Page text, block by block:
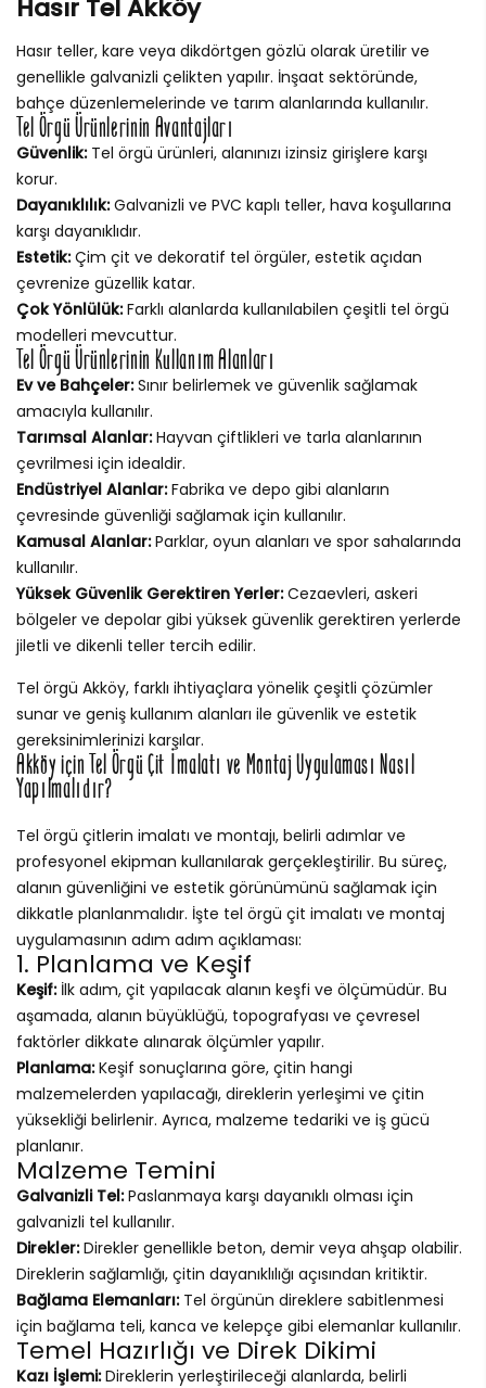
Hasır Tel Akköy
Hasır teller, kare veya dikdörtgen gözlü olarak üretilir ve
genellikle galvanizli çelikten yapılır. İnşaat sektöründe,
bahçe düzenlemelerinde ve tarım alanlarında kullanılır.
Tel Örgü Ürünlerinin Avantajları
Güvenlik:Tel örgü ürünleri, alanınızı izinsiz girişlere karşı
korur.
Dayanıklılık:Galvanizli ve PVC kaplı teller, hava koşullarına
karşı dayanıklıdır.
Estetik:Çim çit ve dekoratif tel örgüler, estetik açıdan
çevrenize güzellik katar.
Çok Yönlülük:Farklı alanlarda kullanılabilen çeşitli tel örgü
modelleri mevcuttur.
Tel Örgü Ürünlerinin Kullanım Alanları
Ev ve Bahçeler:Sınır belirlemek ve güvenlik sağlamak
amacıyla kullanılır.
Tarımsal Alanlar:Hayvan çiftlikleri ve tarla alanlarının
çevrilmesi için idealdir.
Endüstriyel Alanlar:Fabrika ve depo gibi alanların
çevresinde güvenliği sağlamak için kullanılır.
Kamusal Alanlar:Parklar, oyun alanları ve spor sahalarında
kullanılır.
Yüksek Güvenlik Gerektiren Yerler:Cezaevleri, askeri
bölgeler ve depolar gibi yüksek güvenlik gerektiren yerlerde
jiletli ve dikenli teller tercih edilir.
Tel örgü Akköy, farklı ihtiyaçlara yönelik çeşitli çözümler
sunar ve geniş kullanım alanları ile güvenlik ve estetik
gereksinimlerinizi karşılar.
Akköy için Tel Örgü Çit İmalatı ve Montaj Uygulaması Nasıl
Yapılmalıdır?
Tel örgü çitlerin imalatı ve montajı, belirli adımlar ve
profesyonel ekipman kullanılarak gerçekleştirilir. Bu süreç,
alanın güvenliğini ve estetik görünümünü sağlamak için
dikkatle planlanmalıdır. İşte tel örgü çit imalatı ve montaj
uygulamasının adım adım açıklaması:
1. Planlama ve Keşif
Keşif:İlk adım, çit yapılacak alanın keşfi ve ölçümüdür. Bu
aşamada, alanın büyüklüğü, topografyası ve çevresel
faktörler dikkate alınarak ölçümler yapılır.
Planlama:Keşif sonuçlarına göre, çitin hangi
malzemelerden yapılacağı, direklerin yerleşimi ve çitin
yüksekliği belirlenir. Ayrıca, malzeme tedariki ve iş gücü
planlanır.
Malzeme Temini
Galvanizli Tel:Paslanmaya karşı dayanıklı olması için
galvanizli tel kullanılır.
Direkler:Direkler genellikle beton, demir veya ahşap olabilir.
Direklerin sağlamlığı, çitin dayanıklılığı açısından kritiktir.
Bağlama Elemanları:Tel örgünün direklere sabitlenmesi
için bağlama teli, kanca ve kelepçe gibi elemanlar kullanılır.
Temel Hazırlığı ve Direk Dikimi
Kazı İşlemi:Direklerin yerleştirileceği alanlarda, belirli